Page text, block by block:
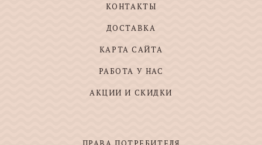
КОНТАКТЫ
ДОСТАВКА
КАРТА САЙТА
РАБОТА У НАС
АКЦИИ И СКИДКИ